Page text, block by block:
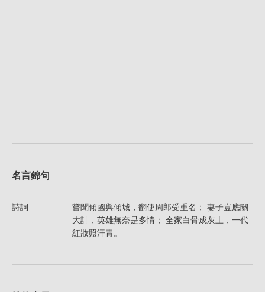
名言錦句
詩詞
嘗聞傾國與傾城，翻使周郎受重名； 妻子豈應關
大計，英雄無奈是多情； 全家白骨成灰土，一代
紅妝照汗青。